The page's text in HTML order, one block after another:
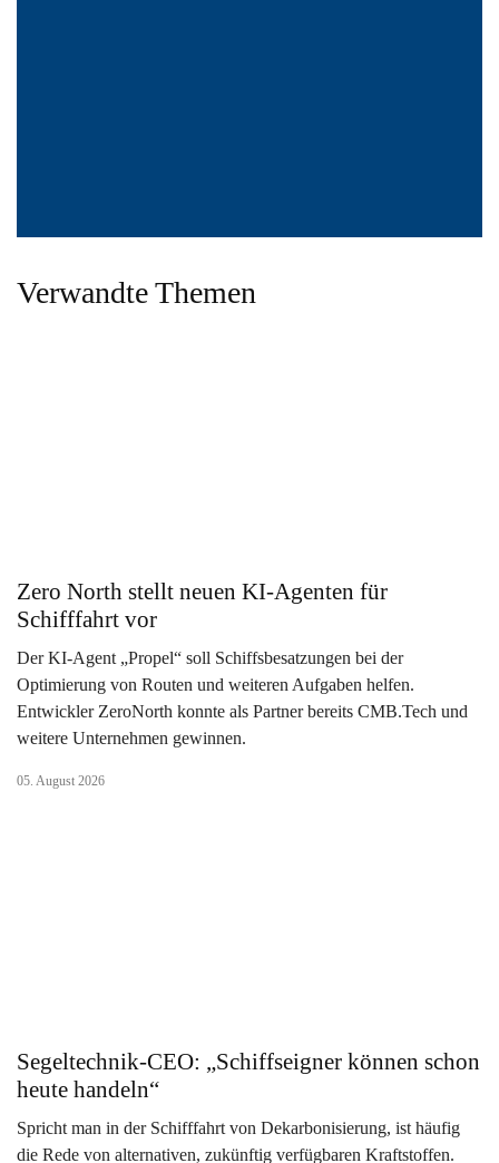
Verwandte Themen
Zero North stellt neuen KI-Agenten für
Schifffahrt vor
Der KI-Agent „Propel“ soll Schiffsbesatzungen bei der
Optimierung von Routen und weiteren Aufgaben helfen.
Entwickler ZeroNorth konnte als Partner bereits CMB.Tech und
weitere Unternehmen gewinnen.
05. August 2026
Segeltechnik-CEO: „Schiffseigner können schon
heute handeln“
Spricht man in der Schifffahrt von Dekarbonisierung, ist häufig
die Rede von alternativen, zukünftig verfügbaren Kraftstoffen.